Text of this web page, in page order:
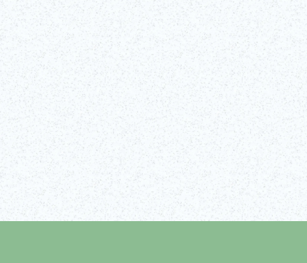
Ver todos los detalles
Visitar el sitio web